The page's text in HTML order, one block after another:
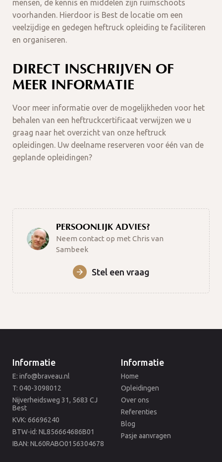
mensen, de kennis en middelen zijn ruimschoots
voorhanden. Hierdoor is Best de locatie om een
veelzijdige en gedegen heftruck opleiding te faciliteren
en organiseren.
DIRECT INSCHRIJVEN OF
MEER INFORMATIE
Voor meer informatie over de mogelijkheden voor het
behalen van een heftruckcertificaat verwijzen we u
graag naar het overzicht van onze heftruck
opleidingen. Uw deelname reserveren voor één van de
geplande opleidingen?
PERSOONLIJK ADVIES?
Neem contact op met Chris van
Sambeek
Stel een vraag
Informatie
E: info@braveau.nl
T: 040-3098012
Nijverheidsweg 31, 5683 CJ
Best
KVK: 66696240
BTW-id: NL856664686B01
IBAN: NL60RABO0156304678
Informatie
Home
Opleidingen
Over ons
Referenties
Blog
Pasje aanvragen